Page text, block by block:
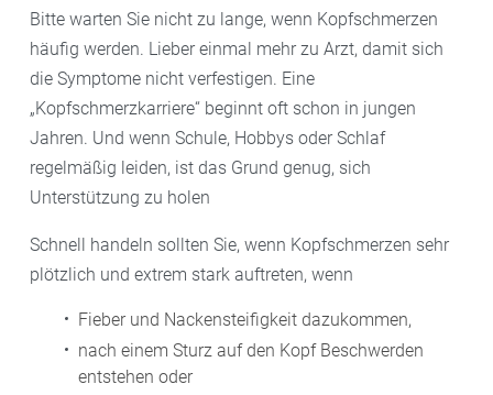
Bitte warten Sie nicht zu lange, wenn Kopfschmerzen
häufig werden. Lieber einmal mehr zu Arzt, damit sich
die Symptome nicht verfestigen. Eine
„Kopfschmerzkarriere“ beginnt oft schon in jungen
Jahren. Und wenn Schule, Hobbys oder Schlaf
regelmäßig leiden, ist das Grund genug, sich
Unterstützung zu holen
Schnell handeln sollten Sie, wenn Kopfschmerzen sehr
plötzlich und extrem stark auftreten, wenn
Fieber und Nackensteifigkeit dazukommen,
nach einem Sturz auf den Kopf Beschwerden
entstehen oder